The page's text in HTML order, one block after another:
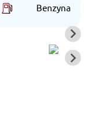
Benzyna